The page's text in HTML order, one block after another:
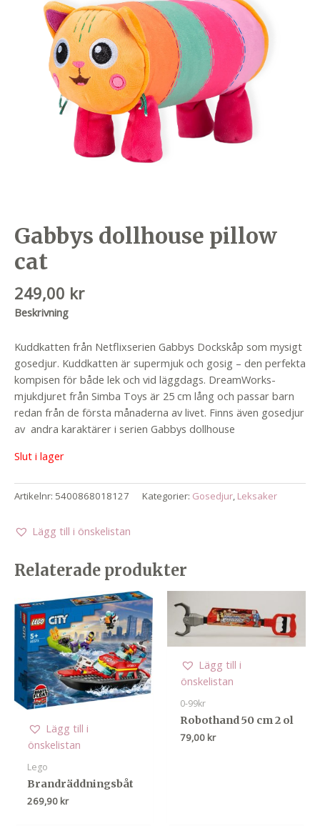
Gabbys dollhouse pillow
cat
249,00 kr
Beskrivning
Kuddkatten från Netflixserien Gabbys Dockskåp som mysigt
gosedjur. Kuddkatten är supermjuk och gosig – den perfekta
kompisen för både lek och vid läggdags. DreamWorks-
mjukdjuret från Simba Toys är 25 cm lång och passar barn
redan från de första månaderna av livet. Finns även gosedjur
av andra karaktärer i serien Gabbys dollhouse
Slut i lager
Artikelnr: 5400868018127 Kategorier: Gosedjur, Leksaker
Lägg till i önskelistan
Relaterade produkter
Lägg till i
önskelistan
Lego
Brandräddningsbåt
269,90 kr
Lägg till i
önskelistan
0-99kr
Robothand 50 cm 2 ol
79,00 kr